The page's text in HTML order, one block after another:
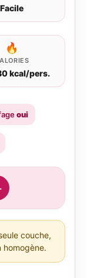
Facile
🔥
kcal/pers.
oui
couche,
homogène.